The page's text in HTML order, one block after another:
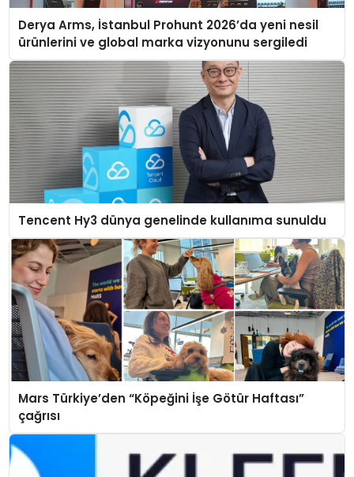
Derya Arms, İstanbul Prohunt 2026’da yeni nesil
ürünlerini ve global marka vizyonunu sergiledi
Tencent Hy3 dünya genelinde kullanıma sunuldu
Mars Türkiye’den “Köpeğini İşe Götür Haftası”
çağrısı